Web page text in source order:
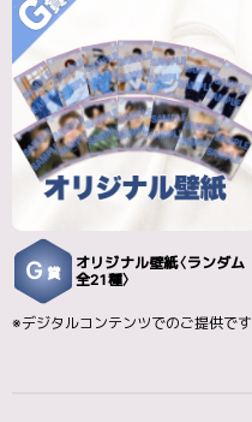
G 賞
オリジナル壁紙〈ランダム
全21種〉
※デジタルコンテンツでのご提供です